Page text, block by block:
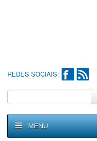
REDES SOCIAIS:
MENU